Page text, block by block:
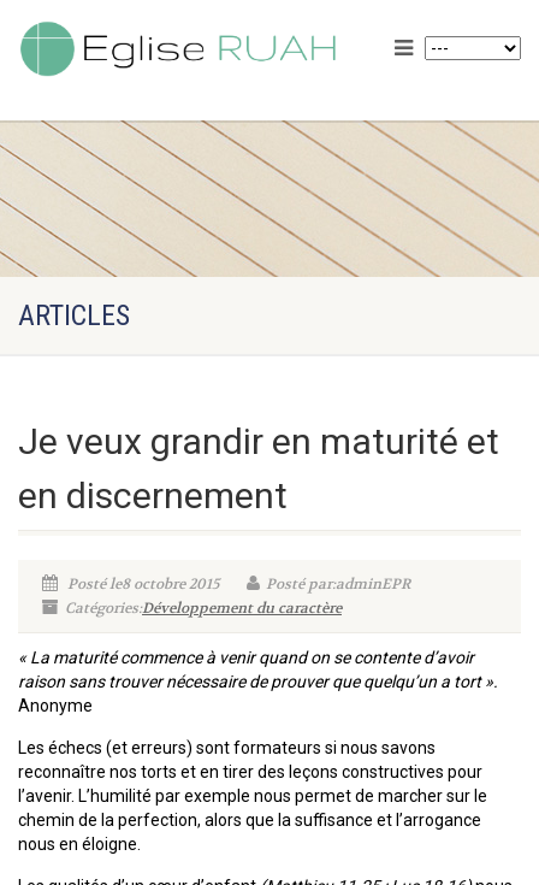
ARTICLES
Je veux grandir en maturité et
en discernement
Posté le8 octobre 2015
Posté par:adminEPR
Catégories:Développement du caractère
« La maturité commence à venir quand on se contente d’avoir
raison sans trouver nécessaire de prouver que quelqu’un a tort ».
Anonyme
Les échecs (et erreurs) sont formateurs si nous savons
reconnaître nos torts et en tirer des leçons constructives pour
l’avenir. L’humilité par exemple nous permet de marcher sur le
chemin de la perfection, alors que la suffisance et l’arrogance
nous en éloigne.